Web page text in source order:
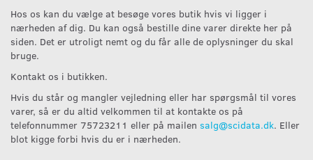
Hos os kan du vælge at besøge vores butik hvis vi ligger i
nærheden af dig. Du kan også bestille dine varer direkte her på
siden. Det er utroligt nemt og du får alle de oplysninger du skal
bruge.
Kontakt os i butikken.
Hvis du står og mangler vejledning eller har spørgsmål til vores
varer, så er du altid velkommen til at kontakte os på
telefonnummer 75723211 eller på mailen salg@scidata.dk. Eller
blot kigge forbi hvis du er i nærheden.